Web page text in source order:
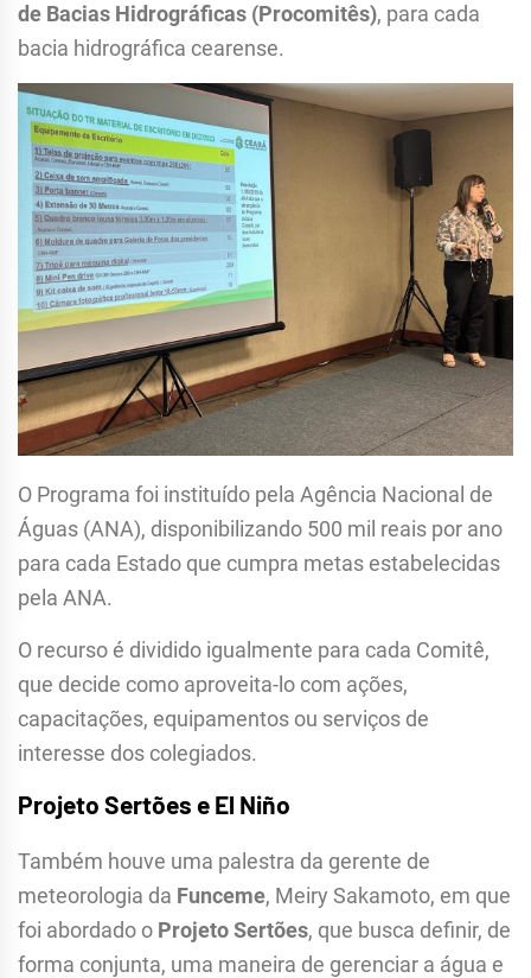
de Bacias Hidrográficas (Procomitês), para cada
bacia hidrográfica cearense.
O Programa foi instituído pela Agência Nacional de
Águas (ANA), disponibilizando 500 mil reais por ano
para cada Estado que cumpra metas estabelecidas
pela ANA.
O recurso é dividido igualmente para cada Comitê,
que decide como aproveita-lo com ações,
capacitações, equipamentos ou serviços de
interesse dos colegiados.
Projeto Sertões e El Niño
Também houve uma palestra da gerente de
meteorologia da Funceme, Meiry Sakamoto, em que
foi abordado o Projeto Sertões, que busca definir, de
forma conjunta, uma maneira de gerenciar a água e